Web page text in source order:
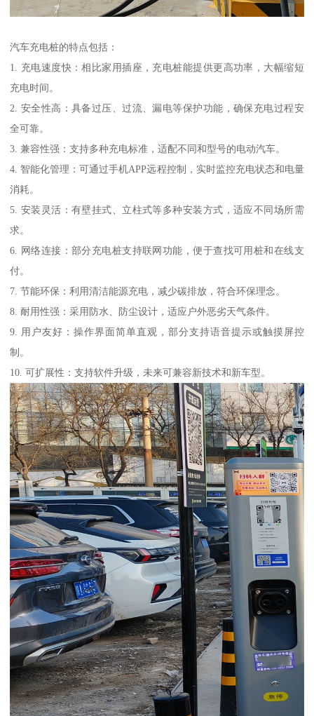
汽车充电桩的特点包括：
1. 充电速度快：相比家用插座，充电桩能提供更高功率，大幅缩短
充电时间。
2. 安全性高：具备过压、过流、漏电等保护功能，确保充电过程安
全可靠。
3. 兼容性强：支持多种充电标准，适配不同和型号的电动汽车。
4. 智能化管理：可通过手机APP远程控制，实时监控充电状态和电量
消耗。
5. 安装灵活：有壁挂式、立柱式等多种安装方式，适应不同场所需
求。
6. 网络连接：部分充电桩支持联网功能，便于查找可用桩和在线支
付。
7. 节能环保：利用清洁能源充电，减少碳排放，符合环保理念。
8. 耐用性强：采用防水、防尘设计，适应户外恶劣天气条件。
9. 用户友好：操作界面简单直观，部分支持语音提示或触摸屏控
制。
10. 可扩展性：支持软件升级，未来可兼容新技术和新车型。